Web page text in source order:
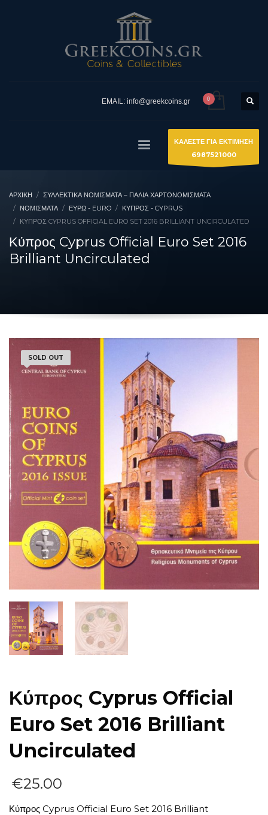
EMAIL: info@greekcoins.gr
ΚΑΛΕΣΤΕ ΓΙΑ ΕΚΤΙΜΗΣΗ
6987521000
ΑΡΧΙΚΉ
ΣΥΛΛΕΚΤΙΚΆ ΝΟΜΊΣΜΑΤΑ – ΠΑΛΙΆ ΧΑΡΤΟΝΟΜΊΣΜΑΤΑ
ΝΟΜΙΣΜΑΤΑ
ΕΥΡΏ - EURO
ΚΎΠΡΟΣ - CYPRUS
ΚΎΠΡΟΣ CYPRUS OFFICIAL EURO SET 2016 BRILLIANT UNCIRCULATED
Κύπρος Cyprus Official Euro Set 2016
Brilliant Uncirculated
SOLD OUT
Κύπρος Cyprus Official
Euro Set 2016 Brilliant
Uncirculated
€25.00
Κύπρος Cyprus Official Euro Set 2016 Brilliant